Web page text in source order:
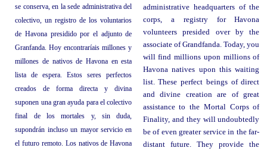
se conserva, en la sede administrativa del
colectivo, un registro de los voluntarios
de Havona presidido por el adjunto de
Granfanda. Hoy encontraríais millones y
millones de nativos de Havona en esta
lista de espera. Estos seres perfectos
creados de forma directa y divina
suponen una gran ayuda para el colectivo
final de los mortales y, sin duda,
supondrán incluso un mayor servicio en
el futuro remoto. Los nativos de Havona
administrative headquarters of the
corps, a registry for Havona
volunteers presided over by the
associate of Grandfanda. Today, you
will find millions upon millions of
Havona natives upon this waiting
list. These perfect beings of direct
and divine creation are of great
assistance to the Mortal Corps of
Finality, and they will undoubtedly
be of even greater service in the far-
distant future. They provide the